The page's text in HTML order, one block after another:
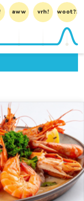
aww vrh! woot?!